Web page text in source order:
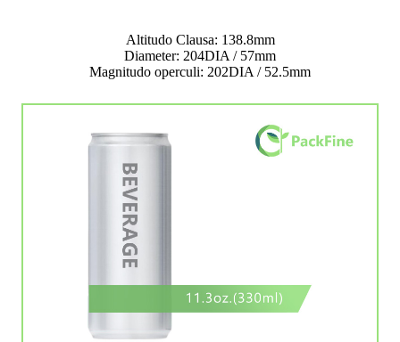
Altitudo Clausa: 138.8mm
Diameter: 204DIA / 57mm
Magnitudo operculi: 202DIA / 52.5mm